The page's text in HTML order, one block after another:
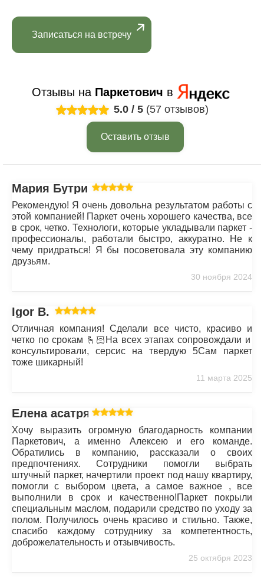
Записаться на встречу
Отзывы на Паркетович в
5.0 / 5 (57 отзывов)
Оставить отзыв
Мария Бутрим
Рекомендую! Я очень довольна результатом работы с
этой компанией! Паркет очень хорошего качества, все
в срок, четко. Технологи, которые укладывали паркет -
профессионалы, работали быстро, аккуратно. Не к
чему придраться! Я бы посоветовала эту компанию
друзьям.
30 ноября 2024
Igor B.
Отличная компания! Сделали все чисто, красиво и
четко по срокам 🫰🏻На всех этапах сопровождали и
консультировали, серсис на твердую 5Сам паркет
тоже шикарный!
11 марта 2025
Елена асатрян
Хочу выразить огромную благодарность компании
Паркетович, а именно Алексею и его команде.
Обратились в компанию, рассказали о своих
предпочтениях. Сотрудники помогли выбрать
штучный паркет, начертили проект под нашу квартиру,
помогли с выбором цвета, а самое важное , все
выполнили в срок и качественно!Паркет покрыли
специальным маслом, подарили средство по уходу за
полом. Получилось очень красиво и стильно. Также,
спасибо каждому сотруднику за компетентность,
доброжелательность и отзывчивость.
25 октября 2023